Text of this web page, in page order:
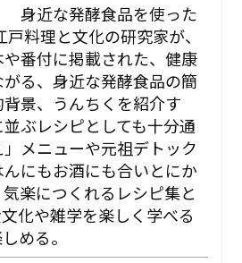
身近な発酵食品を使った
料理と文化の研究家が、
番付に掲載された、健康
る、身近な発酵食品の簡
景、うんちくを紹介す
ぶレシピとしても十分通
メニューや元祖デトック
にもお酒にも合いとにか
楽につくれるレシピ集と
化や雑学を楽しく学べる
める。